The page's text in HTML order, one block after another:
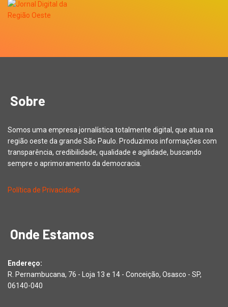
Sobre
Somos uma empresa jornalística totalmente digital, que atua na
região oeste da grande São Paulo. Produzimos informações com
transparência, credibilidade, qualidade e agilidade, buscando
sempre o aprimoramento da democracia.
Política de Privacidade
Onde Estamos
Endereço:
R. Pernambucana, 76 - Loja 13 e 14 - Conceição, Osasco - SP,
06140-040